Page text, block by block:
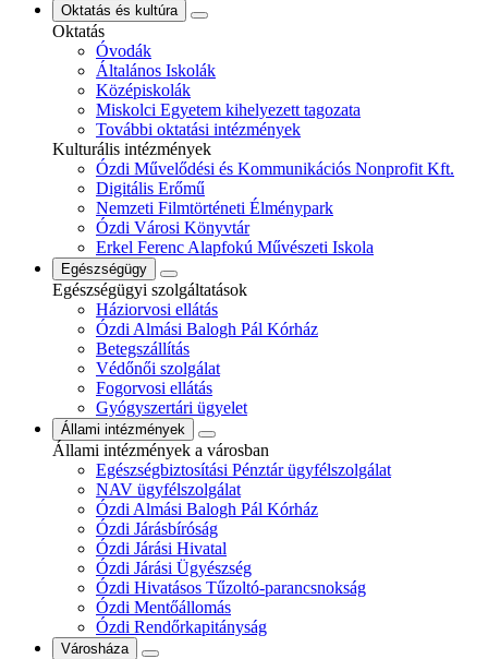
Oktatás és kultúra
Oktatás
Óvodák
Általános Iskolák
Középiskolák
Miskolci Egyetem kihelyezett tagozata
További oktatási intézmények
Kulturális intézmények
Ózdi Művelődési és Kommunikációs Nonprofit Kft.
Digitális Erőmű
Nemzeti Filmtörténeti Élménypark
Ózdi Városi Könyvtár
Erkel Ferenc Alapfokú Művészeti Iskola
Egészségügy
Egészségügyi szolgáltatások
Háziorvosi ellátás
Ózdi Almási Balogh Pál Kórház
Betegszállítás
Védőnői szolgálat
Fogorvosi ellátás
Gyógyszertári ügyelet
Állami intézmények
Állami intézmények a városban
Egészségbiztosítási Pénztár ügyfélszolgálat
NAV ügyfélszolgálat
Ózdi Almási Balogh Pál Kórház
Ózdi Járásbíróság
Ózdi Járási Hivatal
Ózdi Járási Ügyészség
Ózdi Hivatásos Tűzoltó-parancsnokság
Ózdi Mentőállomás
Ózdi Rendőrkapitányság
Városháza